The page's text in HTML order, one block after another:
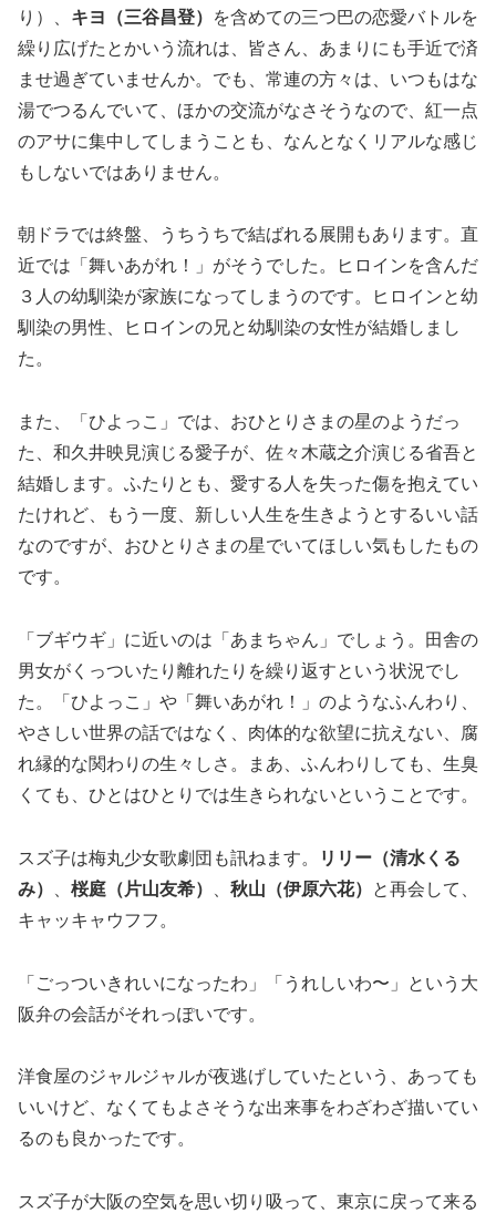
り）、 キヨ（三谷昌登）
を含めての三つ巴の恋愛バトルを
繰り広げたとかいう流れは、皆さん、あまりにも手近で済
ませ過ぎていませんか。でも、常連の方々は、いつもはな
湯でつるんでいて、ほかの交流がなさそうなので、紅一点
のアサに集中してしまうことも、なんとなくリアルな感じ
もしないではありません。
朝ドラでは終盤、うちうちで結ばれる展開もあります。直
近では「舞いあがれ！」がそうでした。ヒロインを含んだ
３人の幼馴染が家族になってしまうのです。ヒロインと幼
馴染の男性、ヒロインの兄と幼馴染の女性が結婚しまし
た。
また、「ひよっこ」では、おひとりさまの星のようだっ
た、和久井映見演じる愛子が、佐々木蔵之介演じる省吾と
結婚します。ふたりとも、愛する人を失った傷を抱えてい
たけれど、もう一度、新しい人生を生きようとするいい話
なのですが、おひとりさまの星でいてほしい気もしたもの
です。
「ブギウギ」に近いのは「あまちゃん」でしょう。田舎の
男女がくっついたり離れたりを繰り返すという状況でし
た。「ひよっこ」や「舞いあがれ！」のようなふんわり、
やさしい世界の話ではなく、肉体的な欲望に抗えない、腐
れ縁的な関わりの生々しさ。まあ、ふんわりしても、生臭
くても、ひとはひとりでは生きられないということです。
スズ子は梅丸少女歌劇団も訊ねます。
リリー（清水くる
み）
桜庭（片山友希） 秋山（伊原六花）
と再会して、
キャッキャウフフ。
「ごっついきれいになったわ」「うれしいわ〜」という大
阪弁の会話がそれっぽいです。
洋食屋のジャルジャルが夜逃げしていたという、あっても
いいけど、なくてもよさそうな出来事をわざわざ描いてい
るのも良かったです。
スズ子が大阪の空気を思い切り吸って、東京に戻って来る